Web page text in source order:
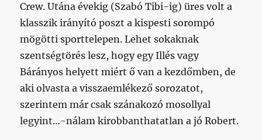
Crew. Utána évekig (Szabó Tibi-ig) üres volt a
klasszik irányító poszt a kispesti sorompó
mögötti sporttelepen. Lehet sokaknak
szentségtörés lesz, hogy egy Illés vagy
Bárányos helyett miért ő van a kezdőmben, de
aki olvasta a visszaemlékező sorozatot,
szerintem már csak szánakozó mosollyal
legyint…-nálam kirobbanthatatlan a jó Robert.